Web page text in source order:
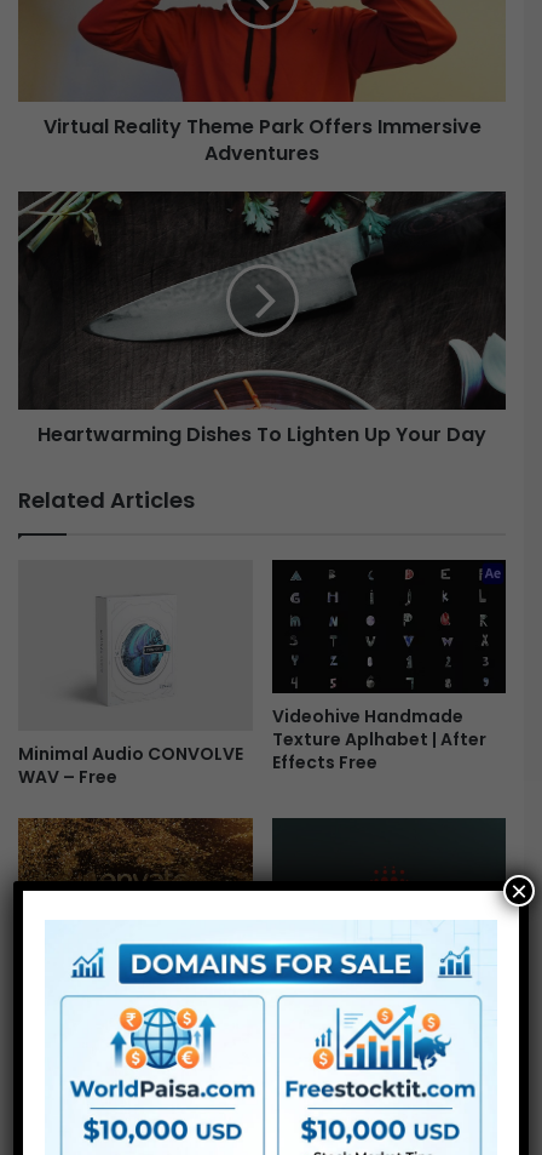
Immersive
Adventures
Virtual Reality Theme Park Offers Immersive
Adventures
Heartwarming
Dishes
To
Heartwarming Dishes To Lighten Up Your Day
Related Articles
Minimal Audio CONVOLVE
WAV – Free
Videohive Handmade
Texture Aplhabet | After
Effects Free
Videohive Gold Luxury
Elegant Shine Blow
Particles Logo Free
Film LUT Laboratory Film
Stock & Film inspired LUTs
×